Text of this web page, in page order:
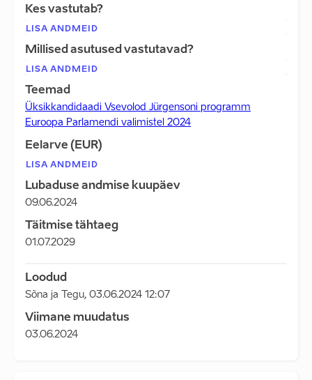
Kes vastutab?
LISA ANDMEID
Millised asutused vastutavad?
LISA ANDMEID
Teemad
Üksikkandidaadi Vsevolod Jürgensoni programm
Euroopa Parlamendi valimistel 2024
Eelarve (EUR)
LISA ANDMEID
Lubaduse andmise kuupäev
09.06.2024
Täitmise tähtaeg
01.07.2029
Loodud
Sõna ja Tegu, 03.06.2024 12:07
Viimane muudatus
03.06.2024